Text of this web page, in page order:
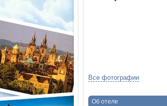
Все фотографии
Об отеле